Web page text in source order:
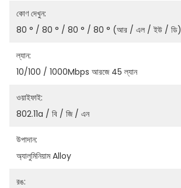
কোণ দেখুন:
80 ° / 80 ° / 80 ° / 80 ° (আর / এল / ইউ / ডি)
ল্যান:
10/100 / 1000Mbps আরজে 45 ল্যান
ওয়াইফাই:
802.11a / বি / জি / এন
উপাদান:
অ্যালুমিনিয়াম Alloy
রঙ: